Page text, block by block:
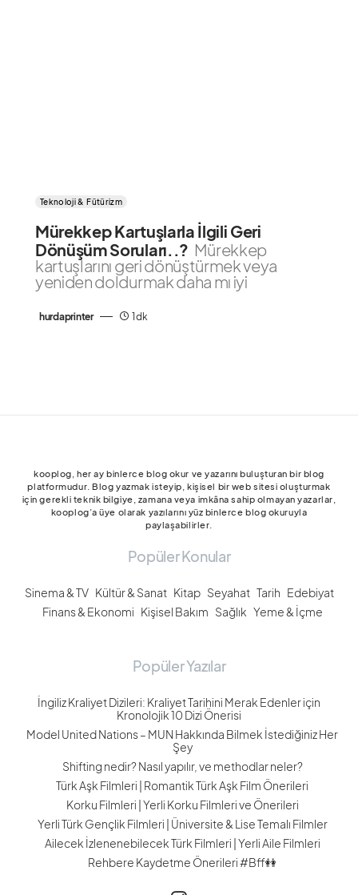
Teknoloji & Fütürizm
Mürekkep Kartuşlarla İlgili Geri
Dönüşüm Soruları..? Mürekkep
kartuşlarını geri dönüştürmek veya
yeniden doldurmak daha mı iyi
hurdaprinter 1 dk
kooplog, her ay binlerce blog okur ve yazarını buluşturan bir blog
platformudur. Blog yazmak isteyip, kişisel bir web sitesi oluşturmak
için gerekli teknik bilgiye, zamana veya imkâna sahip olmayan yazarlar,
kooplog’a üye olarak yazılarını yüz binlerce blog okuruyla
paylaşabilirler.
Popüler Konular
Sinema & TV Kültür & Sanat Kitap Seyahat Tarih Edebiyat
Finans & Ekonomi Kişisel Bakım Sağlık Yeme & İçme
Popüler Yazılar
İngiliz Kraliyet Dizileri: Kraliyet Tarihini Merak Edenler için
Kronolojik 10 Dizi Önerisi
Model United Nations – MUN Hakkında Bilmek İstediğiniz Her
Şey
Shifting nedir? Nasıl yapılır, ve methodlar neler?
Türk Aşk Filmleri | Romantik Türk Aşk Film Önerileri
Korku Filmleri | Yerli Korku Filmleri ve Önerileri
Yerli Türk Gençlik Filmleri | Üniversite & Lise Temalı Filmler
Ailecek İzlenenebilecek Türk Filmleri | Yerli Aile Filmleri
Rehbere Kaydetme Önerileri #Bff👭